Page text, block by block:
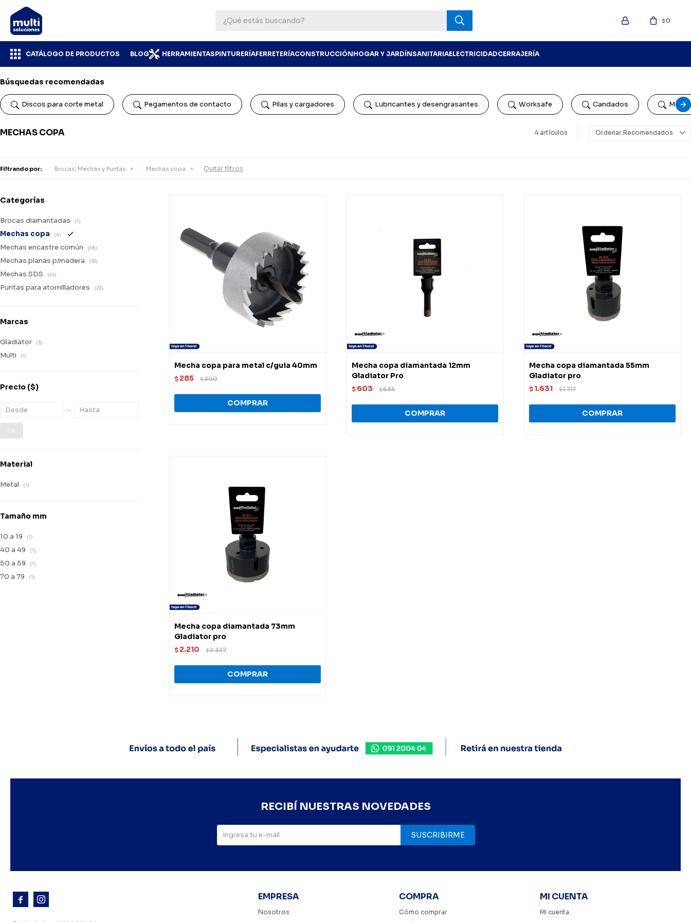
CATÁLOGO DE PRODUCTOS BLOG HERRAMIENTASPINTURERÍAFERRETERÍACONSTRUCCIÓNHOGAR Y JARDÍNSANITARIAELECTRICIDADCERRAJERÍA
$0
Búsquedas recomendadas
Discos para corte metal Pegamentos de contacto Pilas y cargadores Lubricantes y desengrasantes Worksafe Candados
MECHAS COPA 4 artículos Recomendados
Filtrando por: Brocas, Mechas y Puntas Mechas copa Quitar filtros
Mecha copa para metal c/guia 40mm
$ 285 $300
Mecha copa diamantada 12mm
Gladiator Pro
$ 603 $635
Mecha copa diamantada 55mm
Gladiator pro
$ 1.631 $1.717
Mecha copa diamantada 73mm
Gladiator pro
$ 2.210 $2.327
Categorías
Brocas diamantadas (1)
Mechas copa (4)
Mechas encastre común (56)
Mechas planas p/madera (18)
Mechas SDS (14)
Puntas para atornilladores (23)
Marcas
Gladiator (3)
Multi (1)
Precio ($)
OK
Material
Metal (1)
Tamaño mm
10 a 19 (1)
40 a 49 (1)
50 a 59 (1)
70 a 79 (1)
  EMPRESA
Nosotros
COMPRA
Cómo comprar
MI CUENTA
Mi cuenta
RECIBÍ NUESTRAS NOVEDADES
SUSCRIBIRME